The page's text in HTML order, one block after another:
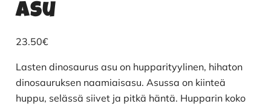
asu
23.50€
Lasten dinosaurus asu on hupparityylinen, hihaton
dinosauruksen naamiaisasu. Asussa on kiinteä
huppu, selässä siivet ja pitkä häntä. Hupparin koko